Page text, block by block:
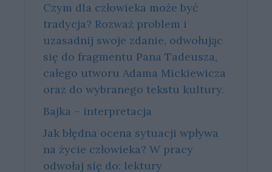
Czym dla człowieka może być
tradycja? Rozważ problem i
uzasadnij swoje zdanie, odwołując
się do fragmentu Pana Tadeusza,
całego utworu Adama Mickiewicza
oraz do wybranego tekstu kultury.
Bajka – interpretacja
Jak błędna ocena sytuacji wpływa
na życie człowieka? W pracy
odwołaj się do: lektury